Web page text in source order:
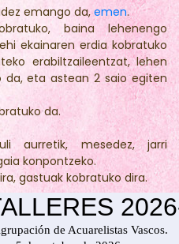
emango da,emen.
baina lehenengo
ekainaren erdia kobratuko
erabiltzaileentzat, lehen
eta astean 2 saio egiten
da.
aurretik, mesedez, jarri
konpontzeko.
gastuak kobratuko dira.